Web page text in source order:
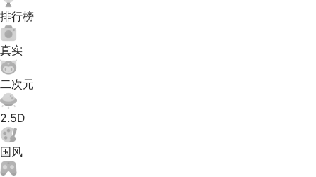
排行榜
真实
二次元
2.5D
国风